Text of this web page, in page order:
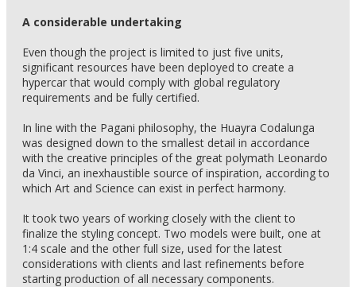
A considerable undertaking
Even though the project is limited to just five units,
significant resources have been deployed to create a
hypercar that would comply with global regulatory
requirements and be fully certified.
In line with the Pagani philosophy, the Huayra Codalunga
was designed down to the smallest detail in accordance
with the creative principles of the great polymath Leonardo
da Vinci, an inexhaustible source of inspiration, according to
which Art and Science can exist in perfect harmony.
It took two years of working closely with the client to
finalize the styling concept. Two models were built, one at
1:4 scale and the other full size, used for the latest
considerations with clients and last refinements before
starting production of all necessary components.